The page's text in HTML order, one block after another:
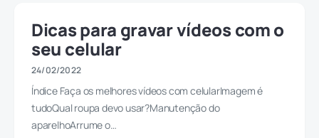
Dicas para gravar vídeos com o
seu celular
24/02/2022
Índice Faça os melhores vídeos com celularImagem é
tudoQual roupa devo usar?Manutenção do
aparelhoArrume o…